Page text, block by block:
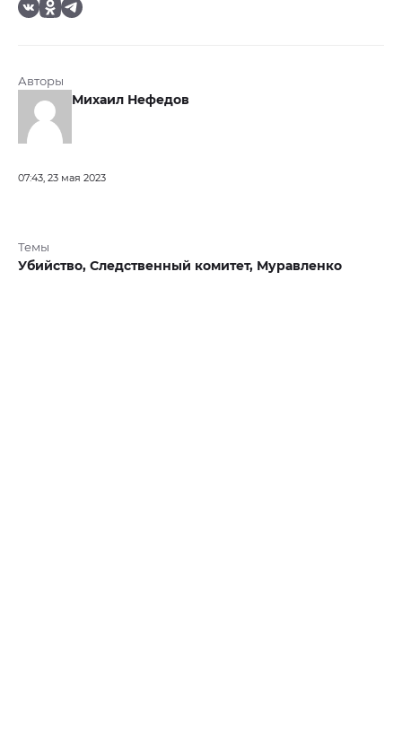
Авторы
Михаил Нефедов
07:43, 23 мая 2023
Темы
Убийство, Следственный комитет, Муравленко